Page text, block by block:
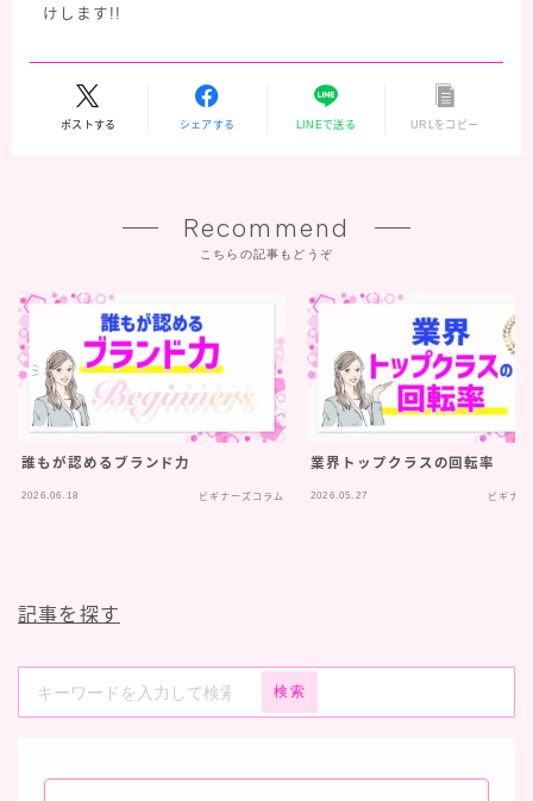
けします!!
ポストする シェアする LINEで送る URLをコピー
Recommend
こちらの記事もどうぞ
誰もが認めるブランド力
2026.06.18 ビギナーズコラム
業界トップクラスの回転率
2026.05.27 ビギナ
記事を探す
検索